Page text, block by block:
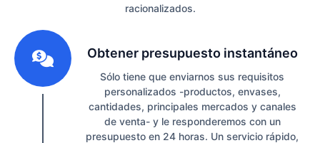
racionalizados.
Obtener presupuesto instantáneo
Sólo tiene que enviarnos sus requisitos
personalizados -productos, envases,
cantidades, principales mercados y canales
de venta- y le responderemos con un
presupuesto en 24 horas. Un servicio rápido,